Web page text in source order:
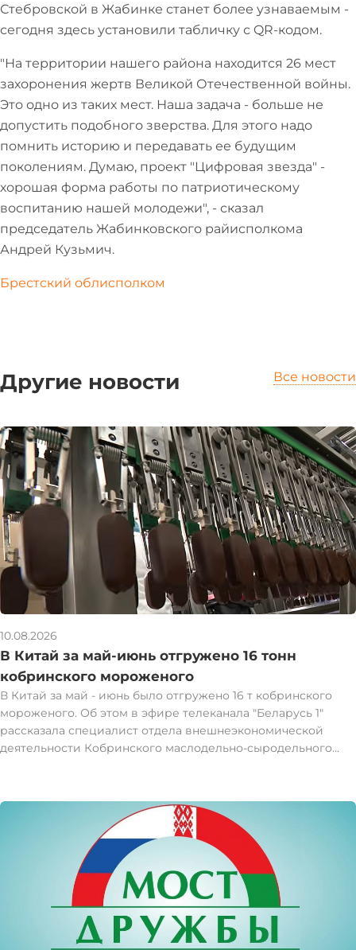
Стебровской в Жабинке станет более узнаваемым -
сегодня здесь установили табличку с QR-кодом.
"На территории нашего района находится 26 мест
захоронения жертв Великой Отечественной войны.
Это одно из таких мест. Наша задача - больше не
допустить подобного зверства. Для этого надо
помнить историю и передавать ее будущим
поколениям. Думаю, проект "Цифровая звезда" -
хорошая форма работы по патриотическому
воспитанию нашей молодежи", - сказал
председатель Жабинковского райисполкома
Андрей Кузьмич.
Брестский облисполком
Другие новости Все новости
10.08.2026
В Китай за май-июнь отгружено 16 тонн
кобринского мороженого
В Китай за май - июнь было отгружено 16 т кобринского
мороженого. Об этом в эфире телеканала "Беларусь 1"
рассказала специалист отдела внешнеэкономической
деятельности Кобринского маслодельно-сыродельного
сливочное мороженое. "Они любят экзотические вкусы, но
тем не менее наше мороженое, натуральное сливочное, им
очень полюбилось. Понравились натуральные
наполнители, такие как смородина и клюква. Очень
популярно наше зефирное мороженое. За май и июнь
этого года мы отгрузили в Китай 16 т мороженого", -
рассказала она. Всего на заводе выпускают более 50 видов
мороженого. Производители готовы подстраиваться под
вкусовые предпочтения зарубежных заказчиков. Начальник